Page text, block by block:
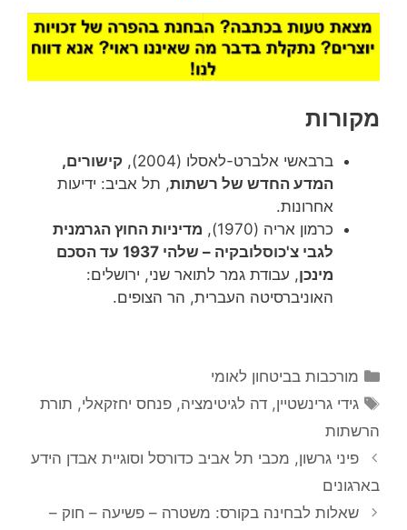
מקורות
ברבאשי אלברט-לאסלו (2004),
קישורים,
המדע החדש של רשתות, תל אביב: ידיעות
אחרונות.
כרמון אריה (1970),
מדיניות החוץ הגרמנית
לגבי צ'כוסלובקיה – שלהי 1937 עד הסכם
מינכן, עבודת גמר לתואר שני, ירושלים:
האוניברסיטה העברית, הר הצופים.
קטגוריות
מורכבות בביטחון לאומי
תגיות
גידי גרינשטיין,דה לגיטימציה,פנחס יחזקאלי, תורת
הרשתות
פיני גרשון, מכבי תל אביב כדורסל וסוגיית אבדן הידע
בארגונים
שאלות לבחינה בקורס: משטרה – פשיעה – חוק –